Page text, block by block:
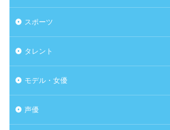
スポーツ
タレント
モデル・女優
声優